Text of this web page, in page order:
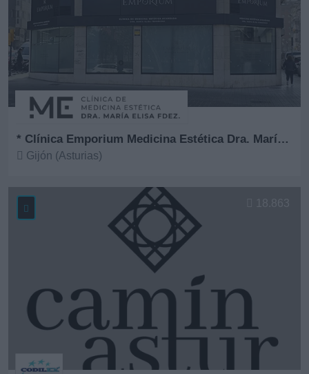
* Clínica Emporium Medicina Estética Dra. María Elisa Fernández
Gijón (Asturias)